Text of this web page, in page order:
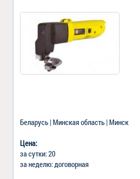
Беларусь | Минская область | Минск
Цена:
за сутки: 20
за неделю: договорная